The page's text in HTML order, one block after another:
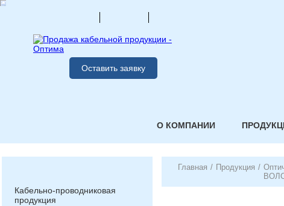
Оставить заявку
О КОМПАНИИ
Кабельно-проводниковая
продукция
Главная / Продукция /